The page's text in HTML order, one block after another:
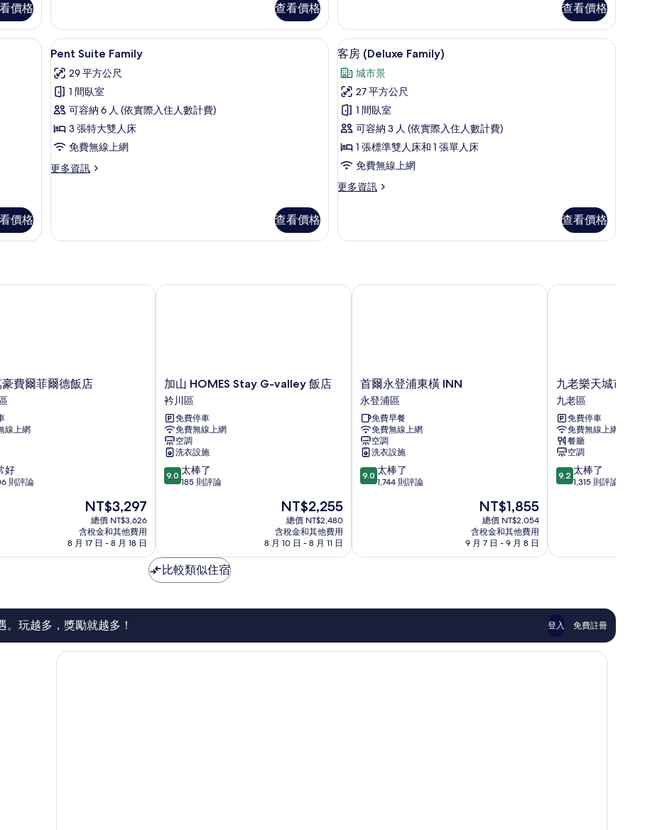
價格
的
詳
情
查看價格
相
片
套
房
的
情
查看價格
房內保險箱、書桌、隔音
價格
顯
示
Pent
Suite
Family
的
所
有
Pent Suite Family | 高級寢具、客房內保險箱、書桌、隔音
20
Pent Suite Family
29 平方公尺
1 間臥室
可容納 6 人 (依實際入住人數計費)
3 張特大雙人床
免費無線上網
更多資訊
更
的
詳
查看價格
顯
示
客
房
(Deluxe
Family)
的
所
有
客房 (Deluxe Family) | 高級寢具、客房內保險
13
客房 (Deluxe Family)
城市景
27 平方公尺
1 間臥室
可容納 3 人 (依實際入住人數計費)
1 張標準雙人床和 1 張單人床
免費無線上網
更多資訊
更
(Deluxe
情
查看價格
費爾菲爾德飯店
線上網
好
則評論
現
在
價
格
為
NT$3,297
總價 NT$3,626
含稅金和其他費用
8 月 17 日 - 8 月 18 日
爾菲爾德飯店
加
山
HOMES
Stay
G-
valley
飯
店
衿
加山 HOMES Stay G-valley 飯店
衿川區
免費停車
免費無線上網
空調
洗衣設施
9.0
分，
棒
了，
185
評
9.0 太棒了
185 則評論
現
在
價
格
為
NT$2,255
總價 NT$2,480
含稅金和其他費用
8 月 10 日 - 8 月 11 日
加山 HOMES Stay G-valley 飯店
首
爾
永
登
浦
東
橫
INN
永
首爾永登浦東橫 INN
永登浦區
免費早餐
免費無線上網
空調
洗衣設施
9.0
分，
棒
評
9.0 太棒了
1,744 則評論
現
在
價
格
為
NT$1,855
總價 NT$2,054
含稅金和其他費用
9 月 7 日 - 9 月 8 日
首爾永登浦東橫 INN
九
老
樂
天
城
市
飯
店
九
九老樂天城市飯店
九老區
免費停車
免費無線上網
餐廳
空調
9.2
分，
棒
評
論
9.2 太棒了
1,315 則評論
九老樂天城市飯店
比較類似住宿
玩越多，獎勵就越多！ 登入 免費註冊